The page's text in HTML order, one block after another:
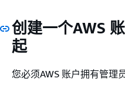
创建一个AWS
起
您必须AWS 账户拥有管理